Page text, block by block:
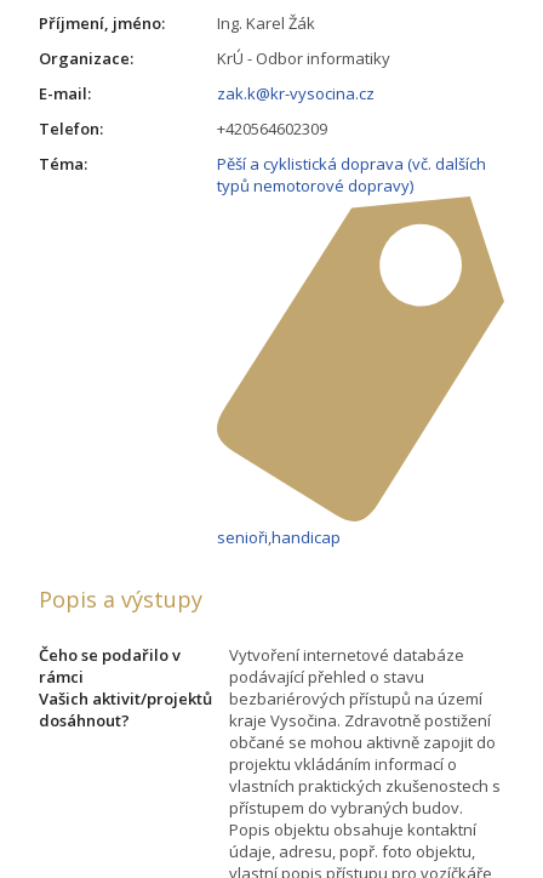
Příjmení, jméno:
Ing. Karel Žák
Organizace:
KrÚ - Odbor informatiky
E-mail:
zak.k@kr-vysocina.cz
Telefon:
+420564602309
Téma:
Pěší a cyklistická doprava (vč. dalších
typů nemotorové dopravy)
senioři,handicap
Popis a výstupy
Čeho se podařilo v
rámci
Vašich aktivit/projektů
dosáhnout?
Vytvoření internetové databáze
podávající přehled o stavu
bezbariérových přístupů na území
kraje Vysočina. Zdravotně postižení
občané se mohou aktivně zapojit do
projektu vkládáním informací o
vlastních praktických zkušenostech s
přístupem do vybraných budov.
Popis objektu obsahuje kontaktní
údaje, adresu, popř. foto objektu,
vlastní popis přístupu pro vozíčkáře